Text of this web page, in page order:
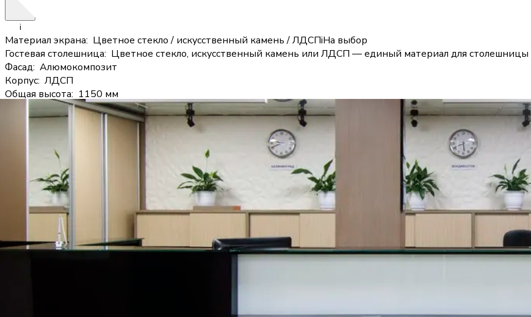
i
Материал экрана: Цветное стекло / искусственный камень / ЛДСПiНа выбор
Гостевая столешница: Цветное стекло, искусственный камень или ЛДСП — единый материал для столешницы
Фасад: Алюмокомпозит
Корпус: ЛДСП
Общая высота: 1150 мм
Форма
Прямая, Г-образная или П-образная — выбирается в конфигураторе Прямая / Г / П
Казимир
15 рабочих дней
Общая длина
Материал экрана
Стекло непрозрачное